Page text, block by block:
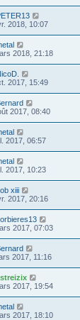
2018, 10:07
2018, 21:18
2017, 15:49
2017, 08:40
2017, 06:57
2017, 10:23
xiii
2017, 20:16
2017, 07:03
2017, 11:16
2017, 19:54
2017, 18:10